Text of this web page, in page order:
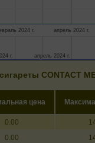
2024 г. апрель 2024 г.
г.
г. апрель 2024 г.
апрель 2024 г.
CONTACT
цена
0.00
0.00